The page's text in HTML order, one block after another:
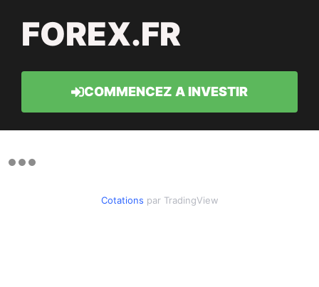
FOREX.FR
COMMENCEZ A INVESTIR
Cotations par TradingView